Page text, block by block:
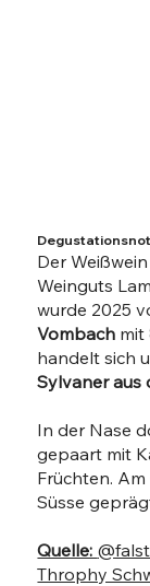
Der
Weinguts
wurde 2025
Vombach mit
handelt sich
Sylvaner aus
In der Nase
gepaart mit
Früchten.
Süsse
Quelle:
Throphy